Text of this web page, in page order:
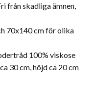
från skadliga ämnen,
70x140 cm för olika
100% viskose
30 cm, höjd ca 20 cm